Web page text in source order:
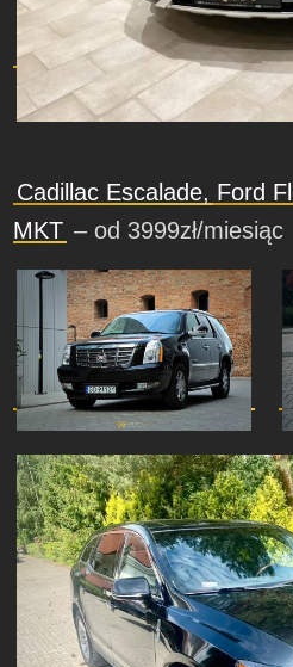
Cadillac Escalade, Ford
MKT – od 3999zł/miesiąc